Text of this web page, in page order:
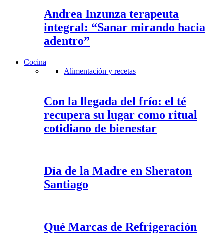
Andrea Inzunza terapeuta
integral: “Sanar mirando hacia
adentro”
Cocina
Alimentación y recetas
Con la llegada del frío: el té
recupera su lugar como ritual
cotidiano de bienestar
Día de la Madre en Sheraton
Santiago
Qué Marcas de Refrigeración